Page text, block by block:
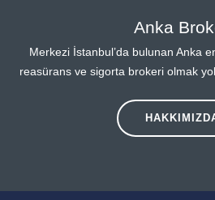
Anka
Merkezi İstanbul’da bulunan Anka
reasürans ve sigorta brokeri olmak